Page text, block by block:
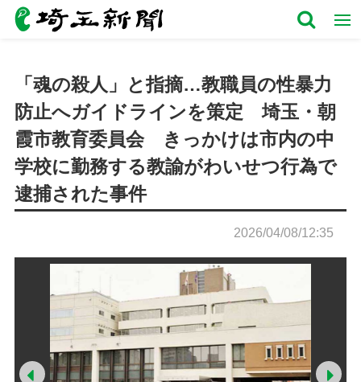
「魂の殺人」と指摘…教職員の性暴力
防止へガイドラインを策定 埼玉・朝
霞市教育委員会 きっかけは市内の中
学校に勤務する教諭がわいせつ行為で
逮捕された事件
2026/04/08/12:35
Prev